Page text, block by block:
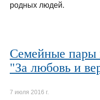
родных людей.
Семейные пары
"За любовь и
7 июля 2016 г.